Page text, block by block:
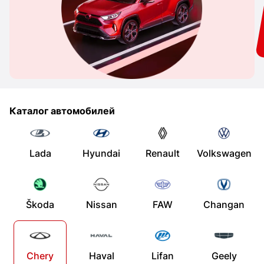
Каталог автомобилей
Lada Hyundai Renault Volkswagen
Škoda Nissan FAW Changan
Chery Haval Lifan Geely